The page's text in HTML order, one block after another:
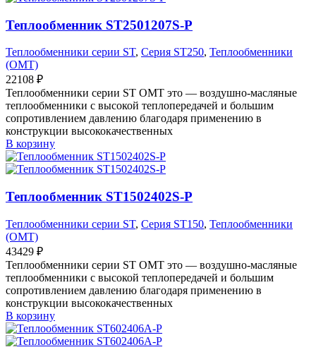
Теплообменник ST2501207S-P
Теплообменники серии ST, Серия ST250, Теплообменники
(OMT)
22108 ₽
Теплообменники серии ST OMT это — воздушно-масляные
теплообменники с высокой теплопередачей и большим
сопротивлением давлению благодаря применению в
конструкции высококачественных
В корзину
Теплообменник ST1502402S-P
Теплообменники серии ST, Серия ST150, Теплообменники
(OMT)
43429 ₽
Теплообменники серии ST OMT это — воздушно-масляные
теплообменники с высокой теплопередачей и большим
сопротивлением давлению благодаря применению в
конструкции высококачественных
В корзину